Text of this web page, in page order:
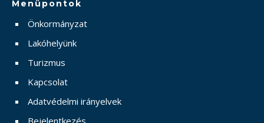
Menüpontok
Önkormányzat
Lakóhelyünk
Turizmus
Kapcsolat
Adatvédelmi irányelvek
Bejelentkezés